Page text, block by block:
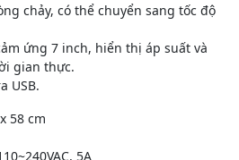
chảy, có thể chuyển sang tốc độ
ứng 7 inch, hiển thị áp suất và
gian thực.
USB.
58 cm
5A